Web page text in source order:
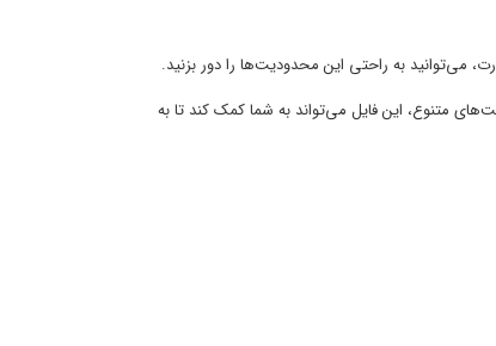
می‌توانید به راحتی این محدودیت‌ها را دور بزنید.
متنوع، این فایل می‌تواند به شما کمک کند تا به